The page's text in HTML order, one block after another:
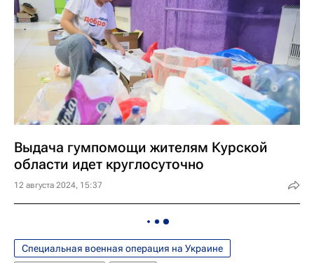
Выдача гумпомощи жителям Курской
области идет круглосуточно
12 августа 2024, 15:37
Специальная военная операция на Украине